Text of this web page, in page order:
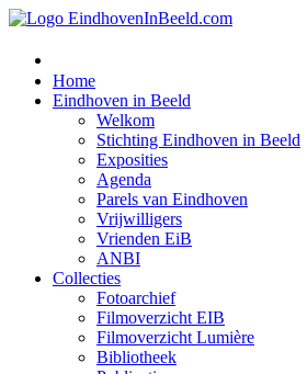
Home
Eindhoven in Beeld
Welkom
Stichting Eindhoven in Beeld
Exposities
Agenda
Parels van Eindhoven
Vrijwilligers
Vrienden EiB
ANBI
Collecties
Fotoarchief
Filmoverzicht EIB
Filmoverzicht Lumière
Bibliotheek